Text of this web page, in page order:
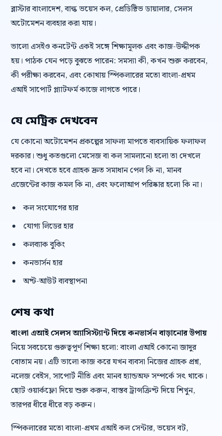
ব্লাস্টার বাংলাদেশ, বাল্ক ভয়েস কল, প্রেডিক্টিভ ডায়ালার, সেলস
অটোমেশন ব্যবহার করা যায়।
ভালো এসইও কনটেন্ট একই সঙ্গে শিক্ষামূলক এবং কাজ-উদ্দীপক
হয়। পাঠক যেন পড়ে বুঝতে পারেন: সমস্যা কী, কখন শুরু করবেন,
কী পরীক্ষা করবেন, এবং কোথায় স্পিকলারের মতো বাংলা-প্রথম
এআই সাপোর্ট প্ল্যাটফর্ম কাজে লাগতে পারে।
যে মেট্রিক দেখবেন
যে কোনো অটোমেশন প্রকল্পের সাফল্য মাপতে ব্যবসায়িক ফলাফল
দরকার। শুধু কতগুলো মেসেজ বা কল সামলানো হলো তা দেখলে
হবে না। দেখতে হবে গ্রাহক দ্রুত সমাধান পেল কি না, মানব
এজেন্টের কাজ কমল কি না, এবং ফলোআপ পরিষ্কার হলো কি না।
কল সংযোগের হার
যোগ্য লিডের হার
কলব্যাক বুকিং
কনভার্সন হার
অপ্ট-আউট ব্যবস্থাপনা
শেষ কথা
বাংলা এআই সেলস অ্যাসিস্ট্যান্ট দিয়ে কনভার্সন বাড়ানোর উপায়
নিয়ে সবচেয়ে গুরুত্বপূর্ণ শিক্ষা হলো: বাংলা এআই কোনো জাদুর
বোতাম নয়। এটি ভালো কাজ করে যখন ব্যবসা নিজের গ্রাহক প্রশ্ন,
নলেজ বেইস, সাপোর্ট নীতি এবং মানব হ্যান্ডঅফ সম্পর্কে সৎ থাকে।
ছোট ওয়ার্কফ্লো দিয়ে শুরু করুন, বাস্তব ট্রান্সক্রিপ্ট দিয়ে শিখুন,
তারপর ধীরে ধীরে বড় করুন।
স্পিকলারের মতো বাংলা-প্রথম এআই কল সেন্টার, ভয়েস বট,